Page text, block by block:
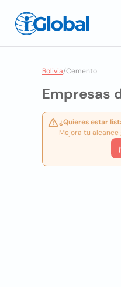
Bolivia/Cemento
Empresas
¿Quieres estar
Mejora tu alcance